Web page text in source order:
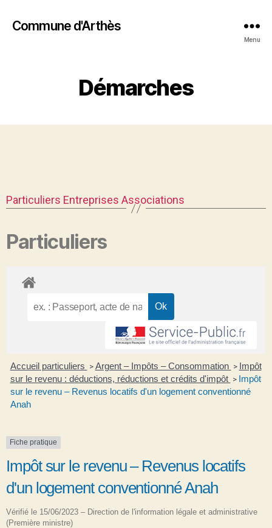
Commune d'Arthès
Menu
Démarches
Particuliers Entreprises Associations
Particuliers
Accueil particuliers > Argent – Impôts – Consommation > Impôt
sur le revenu : déductions, réductions et crédits d'impôt > Impôt
sur le revenu – Revenus locatifs d'un logement conventionné
Anah
Fiche pratique
Impôt sur le revenu – Revenus locatifs
d'un logement conventionné Anah
Vérifié le 15/06/2023 – Direction de l'information légale et administrative
(Première ministre)